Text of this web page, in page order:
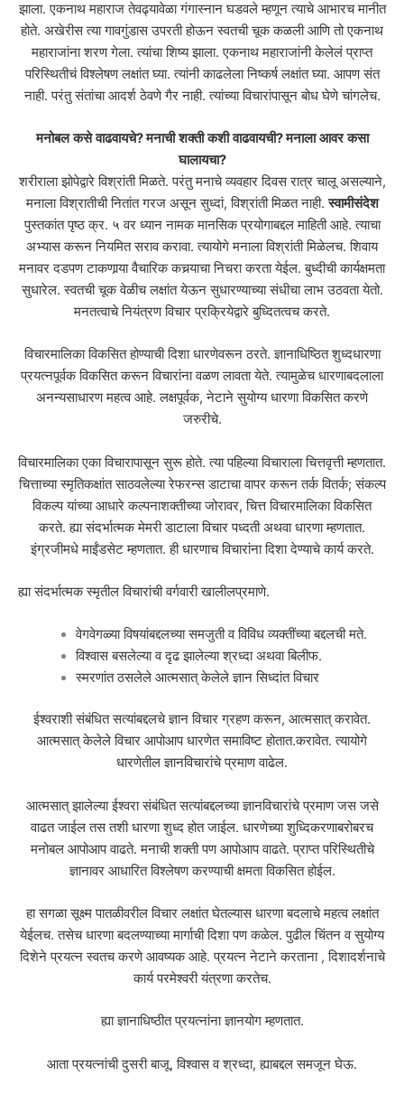
झाला. एकनाथ महाराज तेवढ्यावेळा गंगास्नान घडवले म्हणून त्याचे आभारच मानीत
होते. अखेरीस त्या गावगुंडास उपरती होऊन स्वतची चूक कळली आणि तो एकनाथ
महाराजांना शरण गेला. त्यांचा शिष्य झाला. एकनाथ महाराजांनी केलेलं प्राप्त
परिस्थितीचं विश्लेषण लक्षांत घ्या. त्यांनी काढलेला निष्कर्ष लक्षांत घ्या. आपण संत
नाही. परंतु संतांचा आदर्श ठेवणे गैर नाही. त्यांच्या विचारांपासून बोध घेणे चांगलेच.
मनोबल कसे वाढवायचे?मनाची शक्ती कशी वाढवायची?मनाला आवर कसा
घालायचा?
शरीराला झोपेद्वारे विश्रांती मिळते. परंतु मनाचे व्यवहार दिवस रात्र चालू असल्याने,
मनाला विश्रातीची नितांत गरज असून सुध्दां, विश्रांती मिळत नाही.स्वामीसंदेश
पुस्तकांत पृष्ठ क्र. ५ वर ध्यान नामक मानसिक प्रयोगाबद्दल माहिती आहे. त्याचा
अभ्यास करून नियमित सराव करावा. त्यायोगे मनाला विश्रांती मिळेलच. शिवाय
मनावर दडपण टाकणार्‍या वैचारिक कचर्‍याचा निचरा करता येईल. बुध्दीची कार्यक्षमता
सुधारेल. स्वतची चूक वेळीच लक्षांत येऊन सुधारण्याच्या संधीचा लाभ उठवता येतो.
मनतत्वाचे नियंत्रण विचार प्रक्रियेद्वारे बुध्दितत्वच करते.
विचारमालिका विकसित होण्याची दिशा धारणेवरून ठरते. ज्ञानाधिष्ठित शुध्दधारणा
प्रयत्नपूर्वक विकसित करून विचारांना वळण लावता येते. त्यामुळेच धारणाबदलाला
अनन्यसाधारण महत्व आहे. लक्षपूर्वक, नेटाने सुयोग्य धारणा विकसित करणे
जरुरीचे.
विचारमालिका एका विचारापासून सुरू होते. त्या पहिल्या विचाराला चित्तवृत्ती म्हणतात.
चित्ताच्या स्मृतिकक्षांत साठवलेल्या रेफरन्स डाटाचा वापर करून तर्क वितर्क; संकल्प
विकल्प यांच्या आधारे कल्पनाशक्तीच्या जोरावर, चित्त विचारमालिका विकसित
करते. ह्या संदर्भात्मक मेमरी डाटाला विचार पध्दती अथवा धारणा म्हणतात.
इंग्रजीमधे माईंडसेट म्हणतात. ही धारणाच विचारांना दिशा देण्याचे कार्य करते.
ह्या संदर्भात्मक स्मृतील विचारांची वर्गवारी खालीलप्रमाणे.
वेगवेगळ्या विषयांबद्दलच्या समजुती व विविध व्यक्तींच्या बद्दलची मते.
विश्वास बसलेल्या व दृढ झालेल्या श्रध्दा अथवा बिलीफ.
स्मरणांत ठसलेले आत्मसात् केलेले ज्ञान सिध्दांत विचार
ईश्वराशी संबंधित सत्यांबद्दलचे ज्ञान विचार ग्रहण करून, आत्मसात् करावेत.
आत्मसात् केलेले विचार आपोआप धारणेत समाविष्ट होतात.करावेत. त्यायोगे
धारणेतील ज्ञानविचारांचे प्रमाण वाढेल.
आत्मसात् झालेल्या ईश्वरा संबंधित सत्यांबद्दलच्या ज्ञानविचारांचे प्रमाण जस जसे
वाढत जाईल तस तशी धारणा शुध्द होत जाईल. धारणेच्या शुध्दिकरणाबरोबरच
मनोबल आपोआप वाढते. मनाची शक्ती पण आपोआप वाढते. प्राप्त परिस्थितीचे
ज्ञानावर आधारित विश्लेषण करण्याची क्षमता विकसित होईल.
हा सगळा सूक्ष्म पातळीवरील विचार लक्षांत घेतल्यास धारणा बदलाचे महत्व लक्षांत
येईलच. तसेच धारणा बदलण्याच्या मार्गाची दिशा पण कळेल. पुढील चिंतन व सुयोग्य
दिशेने प्रयत्न स्वतच करणे आवष्यक आहे. प्रयत्न नेटाने करताना , दिशादर्शनाचे
कार्य परमेश्वरी यंत्रणा करतेच.
ह्या ज्ञानाधिष्ठीत प्रयत्नांना ज्ञानयोग म्हणतात.
आता प्रयत्नांची दुसरी बाजू, विश्वास व श्रध्दा, ह्याबद्दल समजून घेऊ.